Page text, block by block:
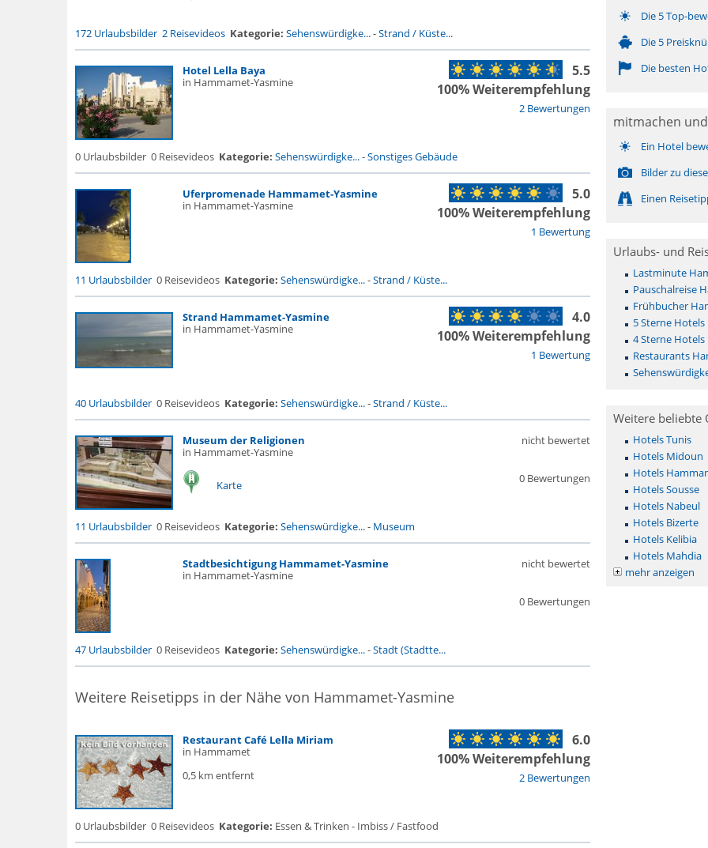
172 Urlaubsbilder 2 Reisevideos Kategorie: Sehenswürdigke...-Strand / Küste...
Hotel Lella Baya
in Hammamet-Yasmine
2 Bewertungen
5.5
100% Weiterempfehlung
0 Urlaubsbilder 0 Reisevideos Kategorie: Sehenswürdigke...-Sonstiges Gebäude
Uferpromenade Hammamet-Yasmine
in Hammamet-Yasmine
1 Bewertung
5.0
100% Weiterempfehlung
11 Urlaubsbilder 0 Reisevideos Kategorie: Sehenswürdigke...-Strand / Küste...
Strand Hammamet-Yasmine
in Hammamet-Yasmine
1 Bewertung
4.0
100% Weiterempfehlung
40 Urlaubsbilder 0 Reisevideos Kategorie: Sehenswürdigke...-Strand / Küste...
Museum der Religionen
in Hammamet-Yasmine
Karte 0 Bewertungen
nicht bewertet
11 Urlaubsbilder 0 Reisevideos Kategorie: Sehenswürdigke...- Museum
Stadtbesichtigung Hammamet-Yasmine
in Hammamet-Yasmine
0 Bewertungen
nicht bewertet
47 Urlaubsbilder 0 Reisevideos Kategorie: Sehenswürdigke...-Stadt (Stadtte...
Weitere Reisetipps in der Nähe von Hammamet-Yasmine
Restaurant Café Lella Miriam
in Hammamet
0,5 km entfernt
2 Bewertungen
6.0
100% Weiterempfehlung
0 Urlaubsbilder 0 Reisevideos Kategorie: Essen & Trinken - Imbiss / Fastfood
Die 5 Top-
Die 5
Die besten
mitmachen
Ein Hotel
Bilder zu
Einen
Urlaubs- und
Lastminute
Pauschalreise
Frühbucher
5 Sterne
4 Sterne
Restaurants
Weitere beliebte
Hotels Tunis
Hotels Midoun
Hotels
Hotels Sousse
Hotels Nabeul
Hotels Bizerte
Hotels Kelibia
Hotels Mahdia
mehr anzeigen